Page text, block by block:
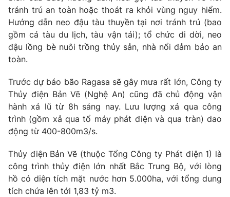
Ðiện thoại Thời báo VTV: 024.66 897 897
Email:toasoan@vtv.vn
Liên hệ quảng cáo:024-7300.7108
® Cấm sao chép dưới mọi hình thức nếu không có sự chấp
thuận bằng văn bản. Ghi rõ nguồn VTV.vn khi phát hành lại
tránh trú an toàn hoặc thoát ra khỏi vùng nguy hiểm.
Hướng dẫn neo đậu tàu thuyền tại nơi tránh trú (bao
gồm cả tàu du lịch, tàu vận tải); tổ chức di dời, neo
đậu lồng bè nuôi trồng thủy sản, nhà nổi đảm bảo an
toàn.
Trước dự báo bão Ragasa sẽ gây mưa rất lớn, Công ty
Thủy điện Bản Vẽ (Nghệ An) cũng đã chủ động vận
hành xả lũ từ 8h sáng nay. Lưu lượng xả qua công
trình (gồm xả qua tổ máy phát điện và qua tràn) dao
động từ 400-800m3/s.
Thủy điện Bản Vẽ (thuộc Tổng Công ty Phát điện 1) là
công trình thủy điện lớn nhất Bắc Trung Bộ, với lòng
hồ có diện tích mặt nước hơn 5.000ha, với tổng dung
tích chứa lên tới 1,83 tỷ m3.